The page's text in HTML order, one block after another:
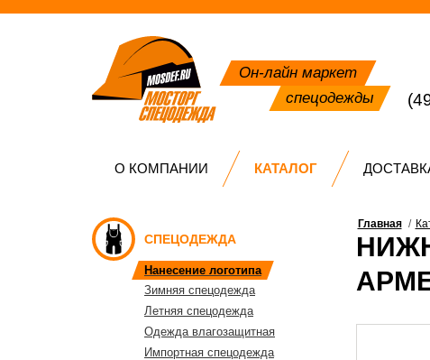
Он-лайн маркет
спецодежды
О КОМПАНИИ КАТАЛОГ
СПЕЦОДЕЖДА
Нанесение логотипа
Зимняя спецодежда
Летняя спецодежда
Одежда влагозащитная
Импортная спецодежда
Главная /